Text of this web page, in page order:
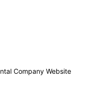
Company Website